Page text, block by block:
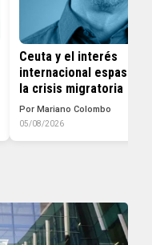
Ceuta y el interés
internacional
la crisis migratoria
Por Mariano Colombo
05/08/2026